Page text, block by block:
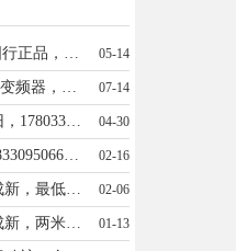
苹果16pro256白色，全新未拆国行正品，7400想要的15933723031 05-14
出售(维修)西门子直流调速器，变频器，plc，电源板型号齐全，二手和全新都有，有需要请联系我议价 15800600127王工 07-14
求购两张双人床，皮毛不是太旧，17803392607微信同号 04-30
转让：“君归出租车手续”电话18330950666（微信同号） 02-16
出售自家冰箱一台两开门，八成新，最低350，电话15028847387 02-06
出售两米燃气烤炉一个，九九成新，两米大冰柜一个，有意联系18631987447 01-13